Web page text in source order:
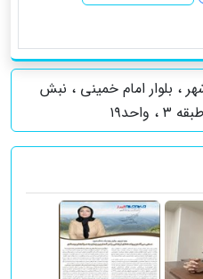
، بلوار امام خميني ، نبش